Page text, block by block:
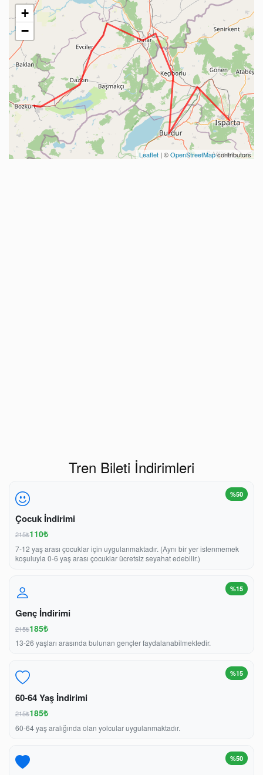
+
−
Leaflet | ©OpenStreetMapcontributors
Tren Bileti İndirimleri
%50
Çocuk İndirimi
215₺110₺
7-12 yaş arası çocuklar için uygulanmaktadır. (Aynı bir yer istenmemek
koşuluyla 0-6 yaş arası çocuklar ücretsiz seyahat edebilir.)
%15
Genç İndirimi
215₺185₺
13-26 yaşları arasında bulunan gençler faydalanabilmektedir.
%15
60-64 Yaş İndirimi
215₺185₺
60-64 yaş aralığında olan yolcular uygulanmaktadır.
%50